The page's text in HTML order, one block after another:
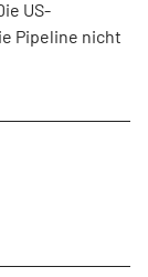
US-
Pipeline nicht